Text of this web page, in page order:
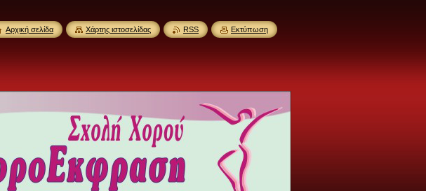
Αρχική σελίδα Χάρτης ιστοσελίδας RSS Εκτύπωση